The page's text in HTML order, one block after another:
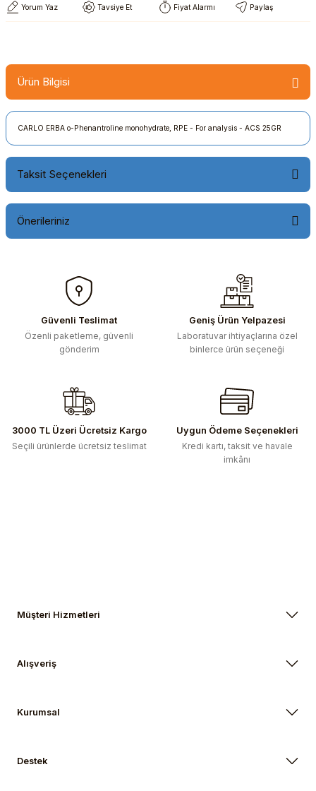
Yorum Yaz Tavsiye Et Fiyat Alarmı Paylaş
Ürün Bilgisi
CARLO ERBA o-Phenantroline monohydrate, RPE - For analysis - ACS 25GR
Taksit Seçenekleri
Önerileriniz
konularda yetersiz gördüğünüz noktaları öneri formunu
kullanarak tarafımıza iletebilirsiniz.
Görüş ve önerileriniz için teşekkür ederiz.
Ürün resmi kalitesiz, bozuk veya görüntülenemiyor.
Ürün fiyatı diğer sitelerden daha pahalı.
Bu ürüne benzer farklı alternatifler olmalı.
Güvenli Teslimat
Özenli paketleme, güvenli
gönderim
Geniş Ürün Yelpazesi
Laboratuvar ihtiyaçlarına özel
binlerce ürün seçeneği
3000 TL Üzeri Ücretsiz Kargo
Seçili ürünlerde ücretsiz teslimat
Uygun Ödeme Seçenekleri
Kredi kartı, taksit ve havale
imkânı
Müşteri Hizmetleri
Alışveriş
Kurumsal
Destek